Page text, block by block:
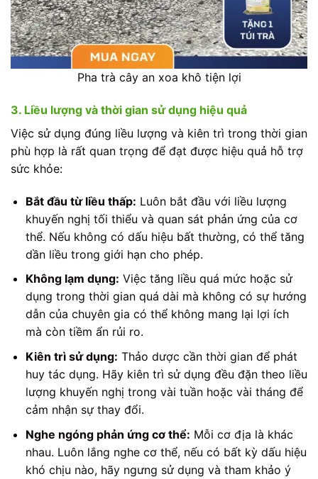
Pha trà cây an xoa khô tiện lợi
3. Liều lượng và thời gian sử dụng hiệu quả
Việc sử dụng đúng liều lượng và kiên trì trong thời gian
phù hợp là rất quan trọng để đạt được hiệu quả hỗ trợ
sức khỏe:
Bắt đầu từ liều thấp: Luôn bắt đầu với liều lượng
khuyến nghị tối thiểu và quan sát phản ứng của cơ
thể. Nếu không có dấu hiệu bất thường, có thể tăng
dần liều trong giới hạn cho phép.
Không lạm dụng: Việc tăng liều quá mức hoặc sử
dụng trong thời gian quá dài mà không có sự hướng
dẫn của chuyên gia có thể không mang lại lợi ích
mà còn tiềm ẩn rủi ro.
Kiên trì sử dụng: Thảo dược cần thời gian để phát
huy tác dụng. Hãy kiên trì sử dụng đều đặn theo liều
lượng khuyến nghị trong vài tuần hoặc vài tháng để
cảm nhận sự thay đổi.
Nghe ngóng phản ứng cơ thể: Mỗi cơ địa là khác
nhau. Luôn lắng nghe cơ thể, nếu có bất kỳ dấu hiệu
khó chịu nào, hãy ngưng sử dụng và tham khảo ý